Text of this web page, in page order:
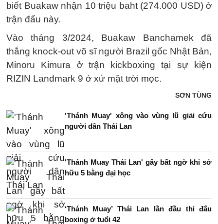
biết Buakaw nhận 10 triệu baht (274.000 USD) ở
trận đấu này.
Vào tháng 3/2024, Buakaw Banchamek đã
thắng knock-out võ sĩ người Brazil gốc Nhật Bản,
Minoru Kimura ở trận kickboxing tại sự kiện
RIZIN Landmark 9 ở xứ mặt trời mọc.
SƠN TÙNG
'Thánh Muay' xông vào vùng lũ giải cứu
người dân Thái Lan
'Thánh Muay Thái Lan' gây bất ngờ khi sở
hữu 5 bằng đại học
‘Thánh Muay’ Thái Lan lần đầu thi đấu
boxing ở tuổi 42